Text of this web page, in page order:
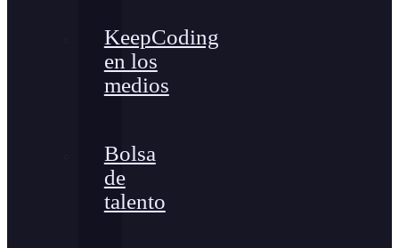
KeepCoding
en los
medios
Bolsa
de
talento